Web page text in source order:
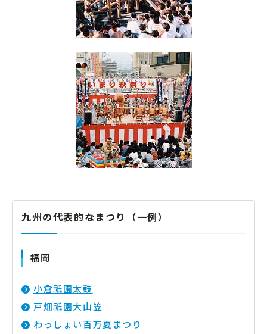
九州の代表的なまつり（一例）
福岡
小倉祇園太鼓
戸畑祇園大山笠
わっしょい百万夏まつり